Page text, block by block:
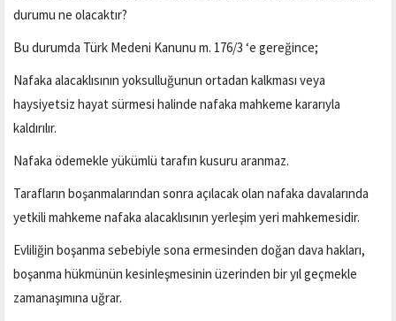
durumu ne olacaktır?
Bu durumda Türk Medeni Kanunu m. 176/3 ‘e gereğince;
Nafaka alacaklısının yoksulluğunun ortadan kalkması veya
haysiyetsiz hayat sürmesi halinde nafaka mahkeme kararıyla
kaldırılır.
Nafaka ödemekle yükümlü tarafın kusuru aranmaz.
Tarafların boşanmalarından sonra açılacak olan nafaka davalarında
yetkili mahkeme nafaka alacaklısının yerleşim yeri mahkemesidir.
Evliliğin boşanma sebebiyle sona ermesinden doğan dava hakları,
boşanma hükmünün kesinleşmesinin üzerinden bir yıl geçmekle
zamanaşımına uğrar.